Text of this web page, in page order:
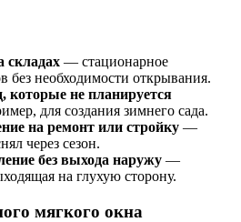
складах — стационарное
без необходимости открывания.
которые не планируется
для создания зимнего сада.
на ремонт или стройку —
через сезон.
без выхода наружу —
на глухую сторону.
мягкого окна